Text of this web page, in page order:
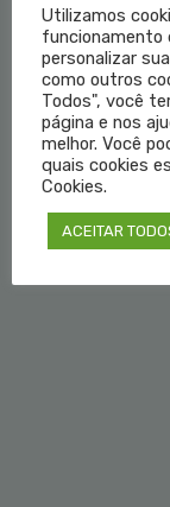
Fale
Utilizamos
funcionamento
personalizar
como outros
Todos", você
página e nos
melhor. Você
quais cookies
Cookies.
ACEITAR